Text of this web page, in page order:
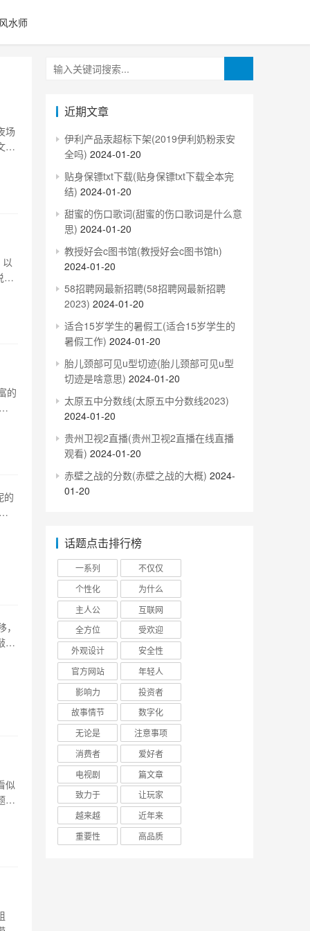
风水师
场
将
，
的
的
响
似
。
近期文章
伊利产品汞超标下架(2019伊利奶粉汞安
全吗) 2024-01-20
贴身保镖txt下载(贴身保镖txt下载全本完
结) 2024-01-20
甜蜜的伤口歌词(甜蜜的伤口歌词是什么意
思) 2024-01-20
教授好会c图书馆(教授好会c图书馆h)
2024-01-20
58招聘网最新招聘(58招聘网最新招聘
2023) 2024-01-20
适合15岁学生的暑假工(适合15岁学生的
暑假工作) 2024-01-20
胎儿颈部可见u型切迹(胎儿颈部可见u型
切迹是啥意思) 2024-01-20
太原五中分数线(太原五中分数线2023)
2024-01-20
贵州卫视2直播(贵州卫视2直播在线直播
观看) 2024-01-20
赤壁之战的分数(赤壁之战的大概) 2024-
01-20
话题点击排行榜
一系列
不仅仅
个性化
为什么
主人公
互联网
全方位
受欢迎
外观设计
安全性
官方网站
年轻人
影响力
投资者
故事情节
数字化
无论是
注意事项
消费者
爱好者
电视剧
篇文章
致力于
让玩家
越来越
近年来
重要性
高品质